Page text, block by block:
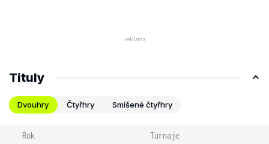
Tituly
Dvouhry Čtyřhry Smíšené čtyřhry
Rok Turnaje